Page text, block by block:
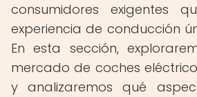
consumidores exigentes
experiencia de conducción
En esta sección,
mercado de coches
y analizaremos qué